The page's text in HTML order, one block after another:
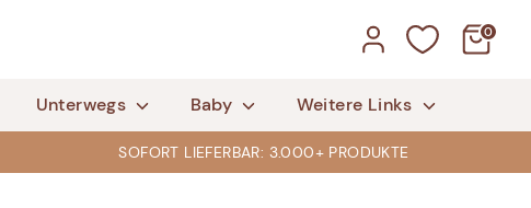
0
Unterwegs Baby Weitere Links
SOFORT LIEFERBAR: 3.000+ PRODUKTE